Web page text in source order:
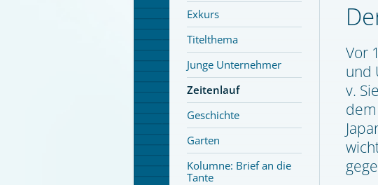
Exkurs
Titelthema
Junge Unternehmer
Zeitenlauf
Geschichte
Garten
Kolumne: Brief an die
Tante
Vor
und
v.